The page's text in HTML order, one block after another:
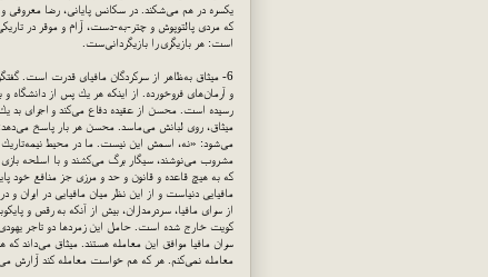
یكسره در هم می‌شكند. در سكانس پایانی، رضا
كه مردی پالتوپوش و چتر-به-دست، آرام و موقر در
است: هر بازیگری را بازیگردانی‌ست.
6- میثاق به‌ظاهر از سركردگان مافیای قدرت است.
و آرمان‌های فروخورده. از اینكه هر یك پس از دانشگاه
رسیده است. محسن از عقیده دفاع می‌كند و اجرای بد یك
میثاق، روی لبانش می‌ماسد. محسن هر بار پاسخ
می‌شود: «نه، اسمش این نیست. ما در محیط نیمه‌تاریك
مشروب می‌نوشند، سیگار برگ می‌كشند و با اسلحه بازی
كه به هیچ قاعده و قانون و حد و مرزی جز منافع خود
مافیایی دنیاست و از این نظر میان مافیایی در
از سرای مافیا، سردرمداران، بیش از آنكه به رقص و
كویت خارج شده است. حامل این زمردها دو تاجر یهودی
سران مافیا موافق این معامله هستند. میثاق
معامله نمی‌كنم. هر كه هم خواست معامله كند آزارش